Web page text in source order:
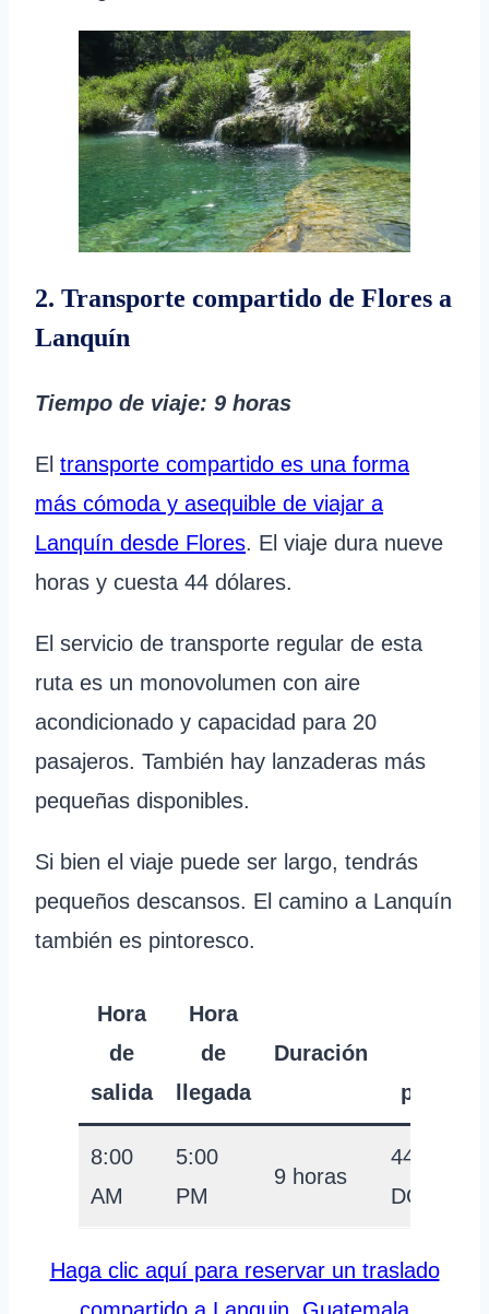
2. Transporte compartido de Flores a
Lanquín
Tiempo de viaje: 9 horas
El transporte compartido es una forma
más cómoda y asequible de viajar a
Lanquín desde Flores. El viaje dura nueve
horas y cuesta 44 dólares.
El servicio de transporte regular de esta
ruta es un monovolumen con aire
acondicionado y capacidad para 20
pasajeros. También hay lanzaderas más
pequeñas disponibles.
Si bien el viaje puede ser largo, tendrás
pequeños descansos. El camino a Lanquín
también es pintoresco.
Hora
de
salida
Hora
de
llegada
Duración
persona
8:00
AM
5:00
PM
9 horas
44
Haga clic aquí para reservar un traslado